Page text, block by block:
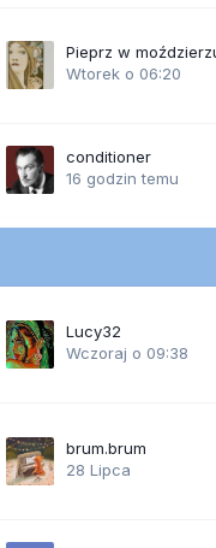
Pieprz w
Wtorek o 06:20
conditioner
16 godzin temu
Lucy32
Wczoraj o 09:38
brum.brum
28 Lipca